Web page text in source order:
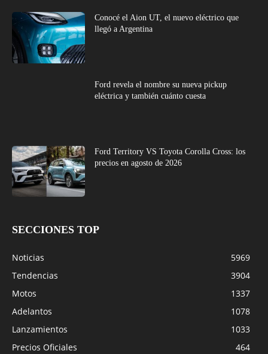
Conocé el Aion UT, el nuevo eléctrico que
llegó a Argentina
Ford revela el nombre su nueva pickup
eléctrica y también cuánto cuesta
Ford Territory VS Toyota Corolla Cross: los
precios en agosto de 2026
SECCIONES TOP
Noticias
5969
Tendencias
3904
Motos
1337
Adelantos
1078
Lanzamientos
1033
Precios Oficiales
464